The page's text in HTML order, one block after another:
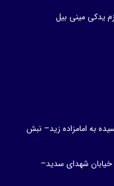
یدکی مینی بیل
به امامزاده زید– نبش
خیابان شهدای سدید–